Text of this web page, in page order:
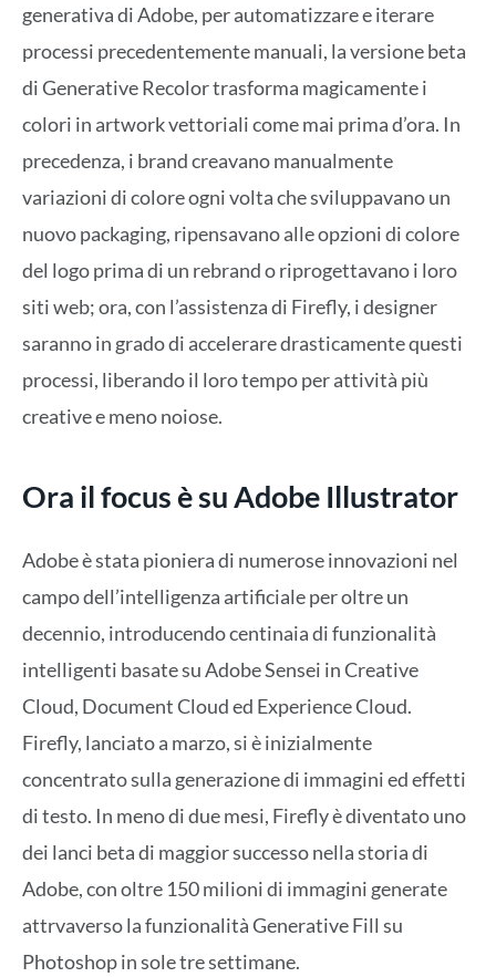
generativa di Adobe, per automatizzare e iterare
processi precedentemente manuali, la versione beta
di Generative Recolor trasforma magicamente i
colori in artwork vettoriali come mai prima d’ora. In
precedenza, i brand creavano manualmente
variazioni di colore ogni volta che sviluppavano un
nuovo packaging, ripensavano alle opzioni di colore
del logo prima di un rebrand o riprogettavano i loro
siti web; ora, con l’assistenza di Firefly, i designer
saranno in grado di accelerare drasticamente questi
processi, liberando il loro tempo per attività più
creative e meno noiose.
Ora il focus è su Adobe Illustrator
Adobe è stata pioniera di numerose innovazioni nel
campo dell’intelligenza artificiale per oltre un
decennio, introducendo centinaia di funzionalità
intelligenti basate su Adobe Sensei in Creative
Cloud, Document Cloud ed Experience Cloud.
Firefly, lanciato a marzo, si è inizialmente
concentrato sulla generazione di immagini ed effetti
di testo. In meno di due mesi, Firefly è diventato uno
dei lanci beta di maggior successo nella storia di
Adobe, con oltre 150 milioni di immagini generate
attrvaverso la funzionalità Generative Fill su
Photoshop in sole tre settimane.